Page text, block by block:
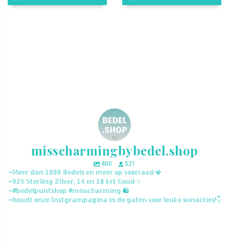
misscharmingbybedel.shop
400
521
~𝕄𝕖𝕖𝕣 𝕕𝕒𝕟 𝟙𝟘𝟘𝟘 𝔹𝕖𝕕𝕖𝕝𝕤 𝕖𝕟 𝕞𝕖𝕖𝕣 𝕠𝕡 𝕧𝕠𝕠𝕣𝕣𝕒𝕒𝕕 💎
~𝟡𝟚𝟝 𝕊𝕥𝕖𝕣𝕝𝕚𝕟𝕘 ℤ𝕚𝕝𝕧𝕖𝕣, 𝟙𝟜 𝕖𝕟 𝟙𝟠 𝕜𝕣𝕥 𝔾𝕠𝕦𝕕 ✨
~#𝕓𝕖𝕕𝕖𝕝𝕡𝕦𝕟𝕥𝕤𝕙𝕠𝕡 #𝕞𝕚𝕤𝕤𝕔𝕙𝕒𝕣𝕞𝕚𝕟𝕘 🛍️
~𝕙𝕠𝕦𝕕𝕥 𝕠𝕟𝕫𝕖 𝕀𝕟𝕤𝕥𝕘𝕣𝕒𝕞𝕡𝕒𝕘𝕚𝕟𝕒 𝕚𝕟 𝕕𝕖 𝕘𝕒𝕥𝕖𝕟 𝕧𝕠𝕠𝕣 𝕝𝕖𝕦𝕜𝕖 𝕨𝕚𝕟𝕒𝕔𝕥𝕚𝕖𝕤!👇